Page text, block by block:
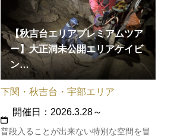
【秋吉台エリアプレミアムツア
ー】大正洞未公開エリアケイビ
ン…
普段入ることが出来ない特別な空間を冒
下関・秋吉台・宇部エリア
開催日：2026.3.28～